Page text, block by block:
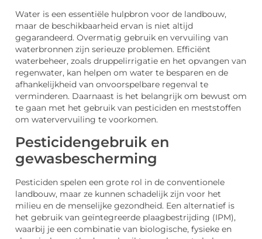
Water is een essentiële hulpbron voor de landbouw,
maar de beschikbaarheid ervan is niet altijd
gegarandeerd. Overmatig gebruik en vervuiling van
waterbronnen zijn serieuze problemen. Efficiënt
waterbeheer, zoals druppelirrigatie en het opvangen van
regenwater, kan helpen om water te besparen en de
afhankelijkheid van onvoorspelbare regenval te
verminderen. Daarnaast is het belangrijk om bewust om
te gaan met het gebruik van pesticiden en meststoffen
om watervervuiling te voorkomen.
Pesticidengebruik en
gewasbescherming
Pesticiden spelen een grote rol in de conventionele
landbouw, maar ze kunnen schadelijk zijn voor het
milieu en de menselijke gezondheid. Een alternatief is
het gebruik van geïntegreerde plaagbestrijding (IPM),
waarbij je een combinatie van biologische, fysieke en